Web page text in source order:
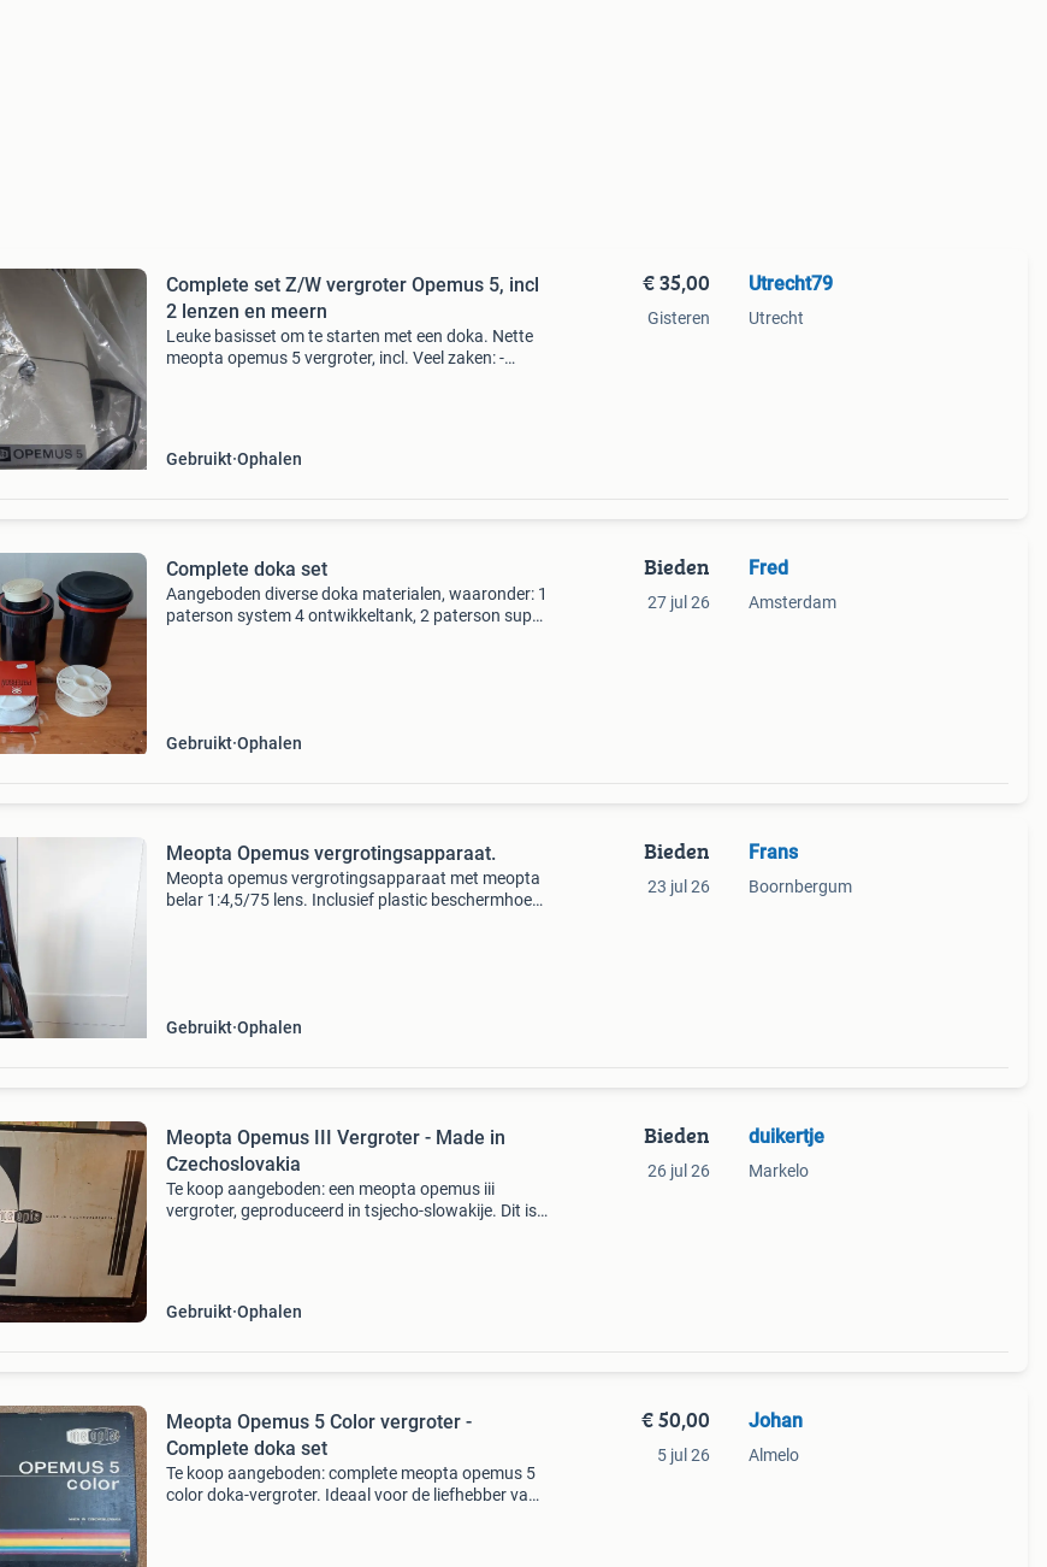
Complete set Z/W vergroter Opemus 5, incl
2 lenzen en meern
Leuke basisset om te starten met een doka. Nette
meopta opemus 5 vergroter, incl. Veel zaken: -
Gebruikt Ophalen
€ 35,00
Gisteren
Utrecht79
Utrecht
Complete doka set
Aangeboden diverse doka materialen, waaronder: 1
paterson system 4 ontwikkeltank, 2 paterson super
Gebruikt Ophalen
Bieden
27 jul 26
Fred
Amsterdam
Meopta Opemus vergrotingsapparaat.
Meopta opemus vergrotingsapparaat met meopta
belar 1:4,5/75 lens. Inclusief plastic beschermhoes.
Gebruikt Ophalen
Bieden
23 jul 26
Frans
Boornbergum
Meopta Opemus III Vergroter - Made in
Czechoslovakia
Te koop aangeboden: een meopta opemus iii
vergroter, geproduceerd in tsjecho-slowakije. Dit is
Gebruikt Ophalen
Bieden
26 jul 26
duikertje
Markelo
Meopta Opemus 5 Color vergroter -
Complete doka set
Te koop aangeboden: complete meopta opemus 5
color doka-vergroter. Ideaal voor de liefhebber van
€ 50,00
5 jul 26
Johan
Almelo